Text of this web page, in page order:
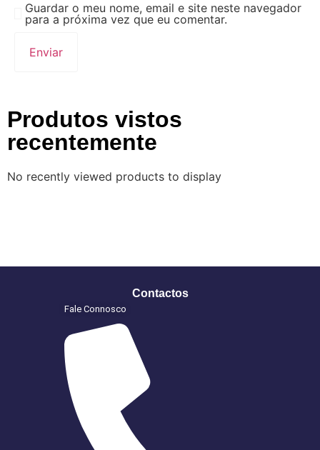
Guardar o meu nome, email e site neste navegador
para a próxima vez que eu comentar.
Produtos vistos
recentemente
No recently viewed products to display
Contactos
Fale Connosco